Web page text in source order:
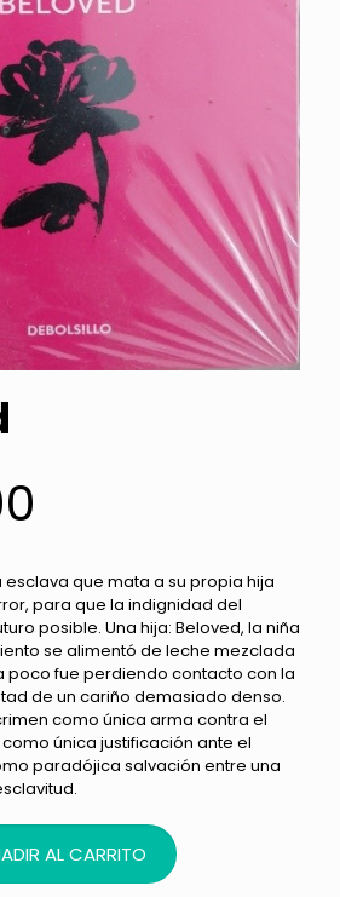
esclava que mata a su propia hija
para que la indignidad del
posible. Una hija: Beloved, la niña
se alimentó de leche mezclada
poco fue perdiendo contacto con la
de un cariño demasiado denso.
como única arma contra el
única justificación ante el
paradójica salvación entre una
AL CARRITO